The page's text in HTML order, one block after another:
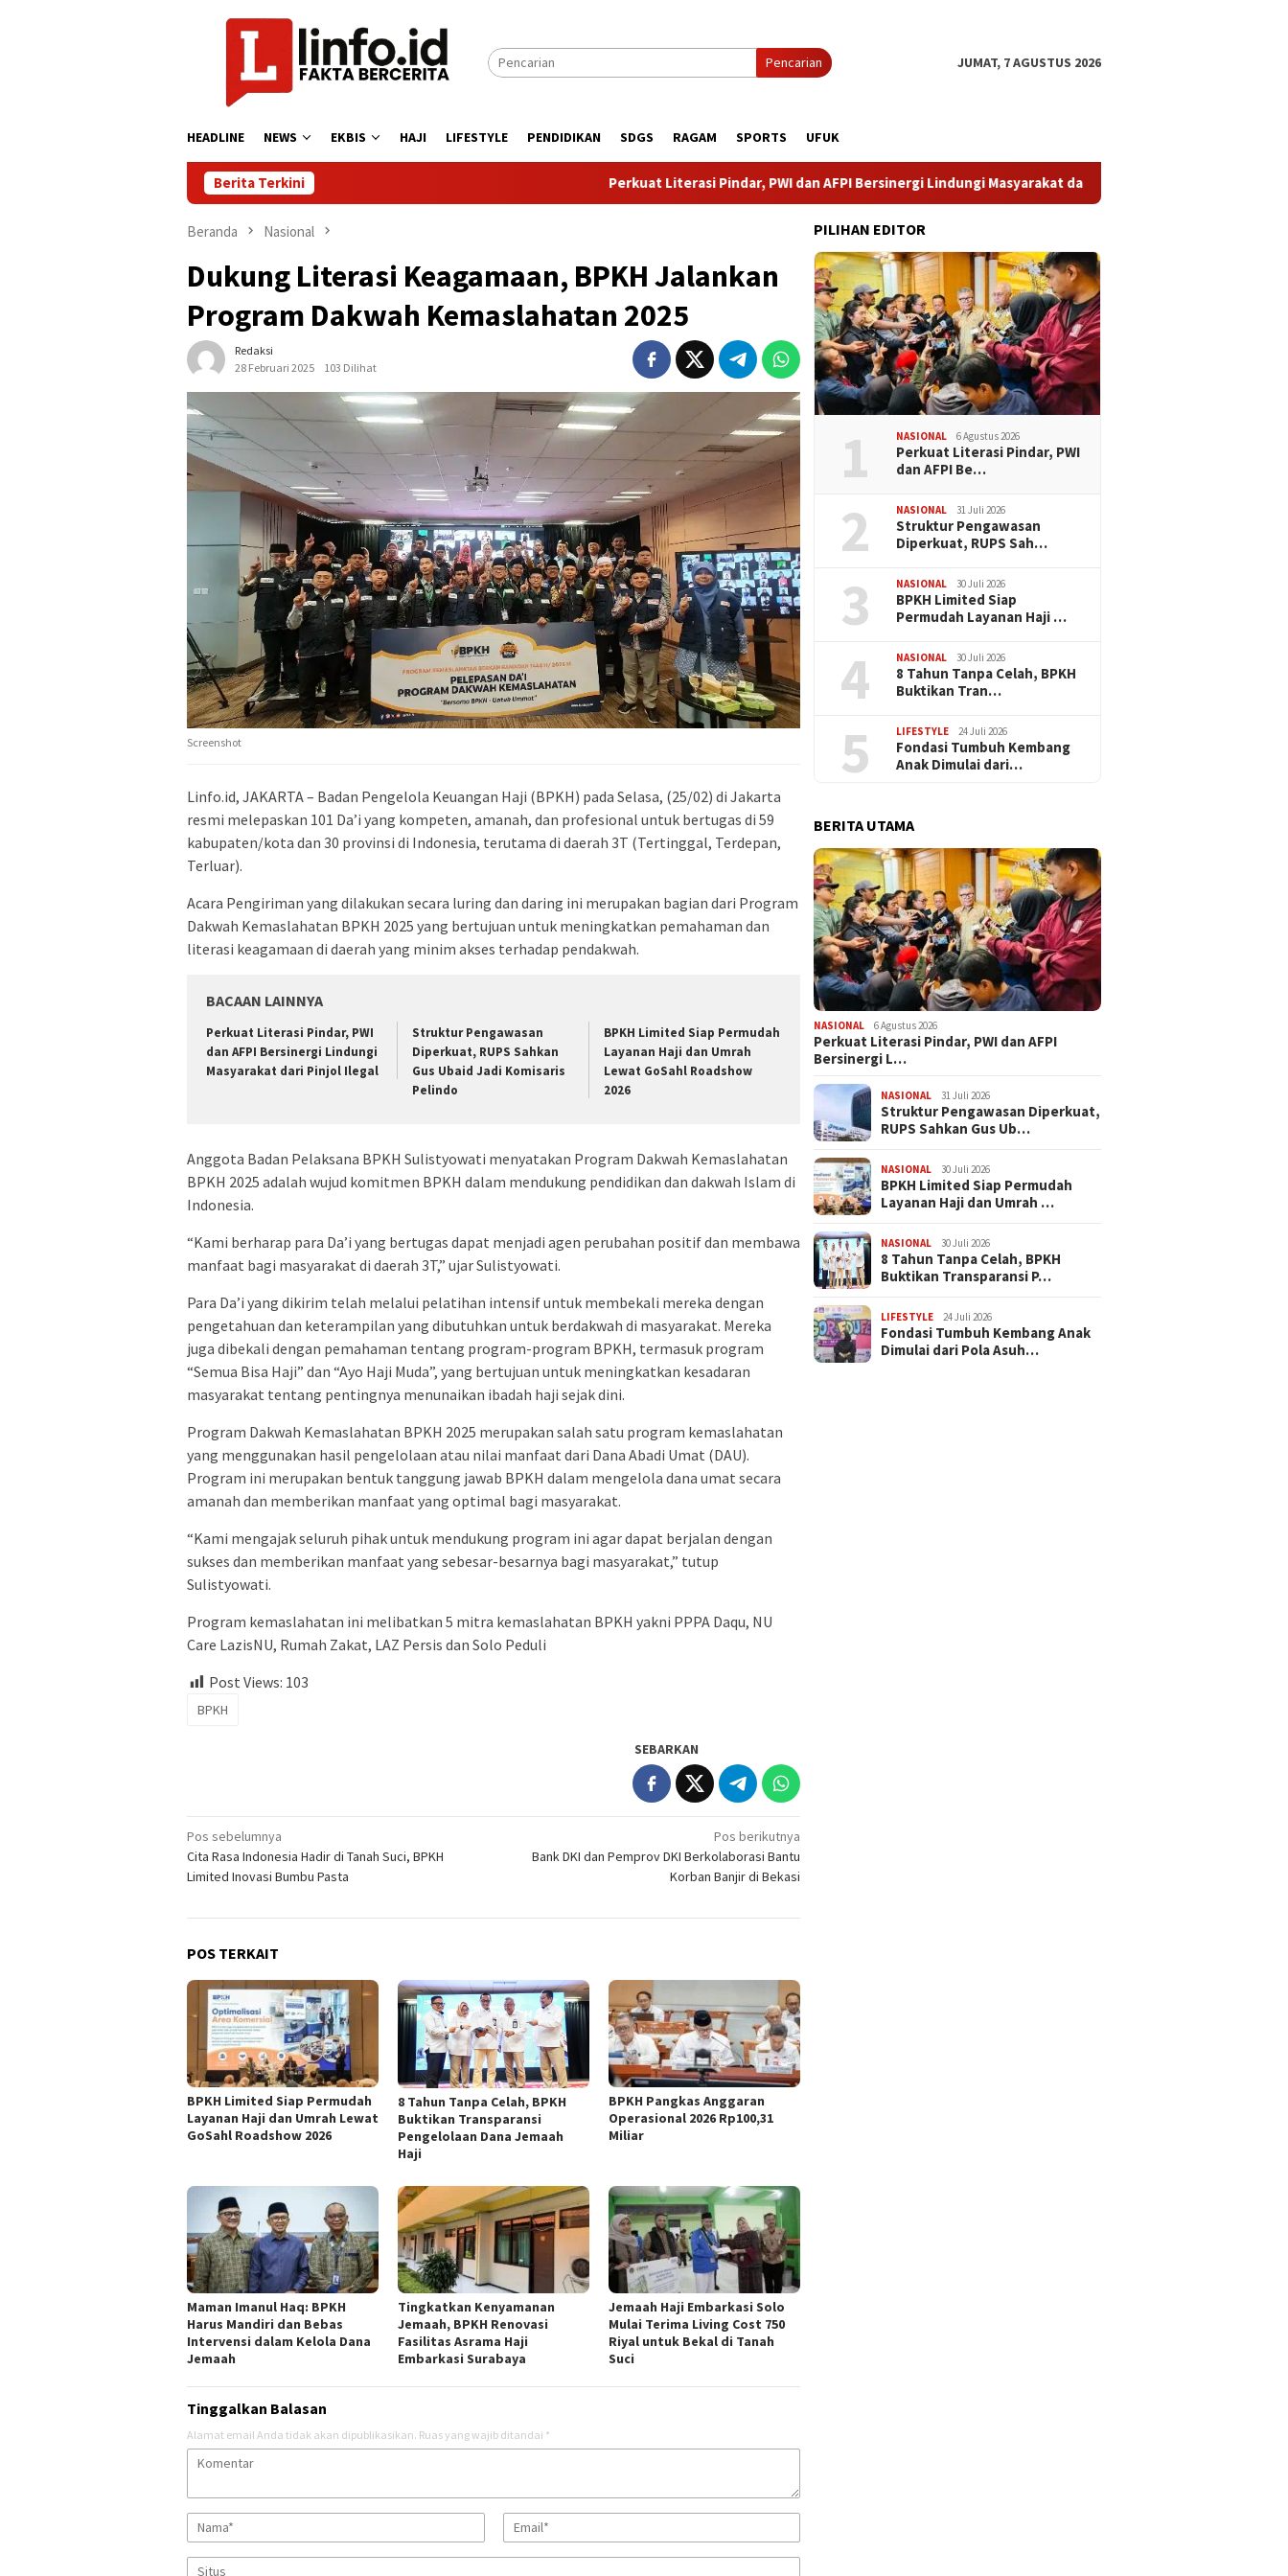
Pencarian JUMAT, 7 AGUSTUS 2026
HEADLINE NEWS EKBIS HAJI LIFESTYLE PENDIDIKAN SDGS RAGAM SPORTS UFUK
Berita Terkini Perkuat Literasi Pindar, PWI dan AFPI Bersinergi Lindungi Masyarakat dari Pinjol Ilegal
Beranda Nasional
Dukung Literasi Keagamaan, BPKH Jalankan
Program Dakwah Kemaslahatan 2025
Redaksi
28 Februari 2025
103 Dilihat
Screenshot
Linfo.id, JAKARTA – Badan Pengelola Keuangan Haji (BPKH) pada Selasa, (25/02) di Jakarta
resmi melepaskan 101 Da’i yang kompeten, amanah, dan profesional untuk bertugas di 59
kabupaten/kota dan 30 provinsi di Indonesia, terutama di daerah 3T (Tertinggal, Terdepan,
Terluar).
Acara Pengiriman yang dilakukan secara luring dan daring ini merupakan bagian dari Program
Dakwah Kemaslahatan BPKH 2025 yang bertujuan untuk meningkatkan pemahaman dan
literasi keagamaan di daerah yang minim akses terhadap pendakwah.
BACAAN LAINNYA
Perkuat Literasi Pindar, PWI
dan AFPI Bersinergi Lindungi
Masyarakat dari Pinjol Ilegal
​Struktur Pengawasan
Diperkuat, RUPS Sahkan
Gus Ubaid Jadi Komisaris
Pelindo
BPKH Limited Siap Permudah
Layanan Haji dan Umrah
Lewat GoSahl Roadshow
2026
Anggota Badan Pelaksana BPKH Sulistyowati menyatakan Program Dakwah Kemaslahatan
BPKH 2025 adalah wujud komitmen BPKH dalam mendukung pendidikan dan dakwah Islam di
Indonesia.
“Kami berharap para Da’i yang bertugas dapat menjadi agen perubahan positif dan membawa
manfaat bagi masyarakat di daerah 3T,” ujar Sulistyowati.
Para Da’i yang dikirim telah melalui pelatihan intensif untuk membekali mereka dengan
pengetahuan dan keterampilan yang dibutuhkan untuk berdakwah di masyarakat. Mereka
juga dibekali dengan pemahaman tentang program-program BPKH, termasuk program
“Semua Bisa Haji” dan “Ayo Haji Muda”, yang bertujuan untuk meningkatkan kesadaran
masyarakat tentang pentingnya menunaikan ibadah haji sejak dini.
Program Dakwah Kemaslahatan BPKH 2025 merupakan salah satu program kemaslahatan
yang menggunakan hasil pengelolaan atau nilai manfaat dari Dana Abadi Umat (DAU).
Program ini merupakan bentuk tanggung jawab BPKH dalam mengelola dana umat secara
amanah dan memberikan manfaat yang optimal bagi masyarakat.
“Kami mengajak seluruh pihak untuk mendukung program ini agar dapat berjalan dengan
sukses dan memberikan manfaat yang sebesar-besarnya bagi masyarakat,” tutup
Sulistyowati.
Program kemaslahatan ini melibatkan 5 mitra kemaslahatan BPKH yakni PPPA Daqu, NU
Care LazisNU, Rumah Zakat, LAZ Persis dan Solo Peduli
Post Views: 103
BPKH
SEBARKAN
Navigasi
pos
Pos sebelumnya
Cita Rasa Indonesia Hadir di Tanah Suci, BPKH
Limited Inovasi Bumbu Pasta
Pos berikutnya
Bank DKI dan Pemprov DKI Berkolaborasi Bantu
Korban Banjir di Bekasi
POS TERKAIT
BPKH Limited Siap Permudah
Layanan Haji dan Umrah Lewat
GoSahl Roadshow 2026
​8 Tahun Tanpa Celah, BPKH
Buktikan Transparansi
Pengelolaan Dana Jemaah
Haji
BPKH Pangkas Anggaran
Operasional 2026 Rp100,31
Miliar
Maman Imanul Haq: BPKH
Harus Mandiri dan Bebas
Intervensi dalam Kelola Dana
Jemaah
Tingkatkan Kenyamanan
Jemaah, BPKH Renovasi
Fasilitas Asrama Haji
Embarkasi Surabaya
Jemaah Haji Embarkasi Solo
Mulai Terima Living Cost 750
Riyal untuk Bekal di Tanah
Suci
Tinggalkan Balasan
Alamat email Anda tidak akan dipublikasikan. Ruas yang wajib ditandai *
PILIHAN EDITOR
1 NASIONAL 6 Agustus 2026
Perkuat Literasi Pindar, PWI
dan AFPI Be…
2 NASIONAL 31 Juli 2026
​Struktur Pengawasan
Diperkuat, RUPS Sah…
3 NASIONAL 30 Juli 2026
BPKH Limited Siap
Permudah Layanan Haji …
4 NASIONAL 30 Juli 2026
​8 Tahun Tanpa Celah, BPKH
Buktikan Tran…
5 LIFESTYLE 24 Juli 2026
Fondasi Tumbuh Kembang
Anak Dimulai dari…
BERITA UTAMA
NASIONAL 6 Agustus 2026
Perkuat Literasi Pindar, PWI dan AFPI
Bersinergi L…
NASIONAL 31 Juli 2026
​Struktur Pengawasan Diperkuat,
RUPS Sahkan Gus Ub…
NASIONAL 30 Juli 2026
BPKH Limited Siap Permudah
Layanan Haji dan Umrah …
NASIONAL 30 Juli 2026
​8 Tahun Tanpa Celah, BPKH
Buktikan Transparansi P…
LIFESTYLE 24 Juli 2026
Fondasi Tumbuh Kembang Anak
Dimulai dari Pola Asuh…